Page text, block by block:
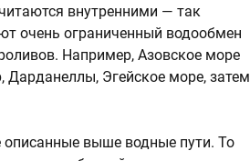
внутренними — так
очень ограниченный водообмен
Например, Азовское море
Дарданеллы, Эгейское море, затем
выше водные пути. То